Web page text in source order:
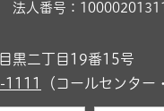
法人番号：
黒二丁目19番15号
（コールセンター